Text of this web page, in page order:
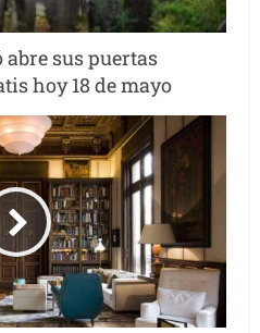
abre sus puertas
hoy 18 de mayo